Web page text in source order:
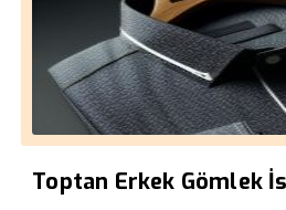
Toptan Erkek Gömlek